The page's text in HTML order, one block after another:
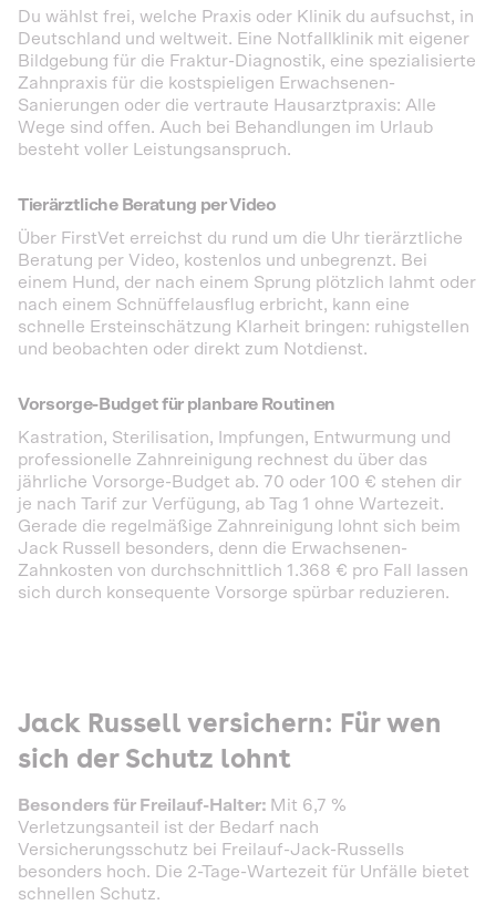
Du wählst frei, welche Praxis oder Klinik du aufsuchst, in
Deutschland und weltweit. Eine Notfallklinik mit eigener
Bildgebung für die Fraktur-Diagnostik, eine spezialisierte
Zahnpraxis für die kostspieligen Erwachsenen-
Sanierungen oder die vertraute Hausarztpraxis: Alle
Wege sind offen. Auch bei Behandlungen im Urlaub
besteht voller Leistungsanspruch.
Tierärztliche Beratung per Video
Über FirstVet erreichst du rund um die Uhr tierärztliche
Beratung per Video, kostenlos und unbegrenzt. Bei
einem Hund, der nach einem Sprung plötzlich lahmt oder
nach einem Schnüffelausflug erbricht, kann eine
schnelle Ersteinschätzung Klarheit bringen: ruhigstellen
und beobachten oder direkt zum Notdienst.
Vorsorge-Budget für planbare Routinen
Kastration, Sterilisation, Impfungen, Entwurmung und
professionelle Zahnreinigung rechnest du über das
jährliche Vorsorge-Budget ab. 70 oder 100 € stehen dir
je nach Tarif zur Verfügung, ab Tag 1 ohne Wartezeit.
Gerade die regelmäßige Zahnreinigung lohnt sich beim
Jack Russell besonders, denn die Erwachsenen-
Zahnkosten von durchschnittlich 1.368 € pro Fall lassen
sich durch konsequente Vorsorge spürbar reduzieren.
Jack Russell versichern: Für wen
sich der Schutz lohnt
Besonders für Freilauf-Halter: Mit 6,7 %
Verletzungsanteil ist der Bedarf nach
Versicherungsschutz bei Freilauf-Jack-Russells
besonders hoch. Die 2-Tage-Wartezeit für Unfälle bietet
schnellen Schutz.